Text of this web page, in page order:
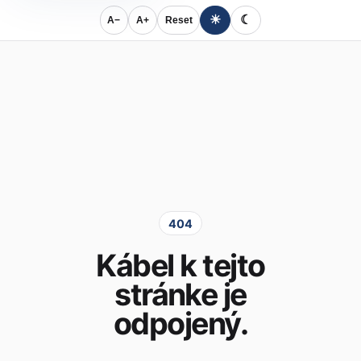
A− A+ Reset ☀ ☾
404
Kábel k tejto
stránke je
odpojený.